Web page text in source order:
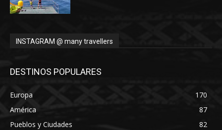
INSTAGRAM @ many travellers
DESTINOS POPULARES
Europa
170
América
87
Pueblos y Ciudades
82